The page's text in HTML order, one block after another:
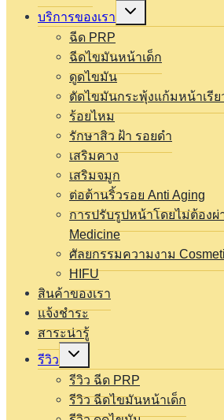
บริการของเรา
Expand
menu
ฉีด PRP
ฉีดไขมันหน้าเด็ก
ดูดไขมัน
ตัดไขมันกระพุ้งแก้มหน้าเรีย
ร้อยไหม
รักษาสิว ฝ้า รอยดำ
เสริมคาง
เสริมจมูก
ต่อต้านริ้วรอย Anti Aging
การปรับรูปหน้าโดยไม่ต้องผ่
Medicine
ศัลยกรรมความงาม
HIFU
สินค้าของเรา
แจ้งชำระ
สาระน่ารู้
รีวิว
Expand
menu
รีวิว ฉีด PRP
รีวิว ฉีดไขมันหน้าเด็ก